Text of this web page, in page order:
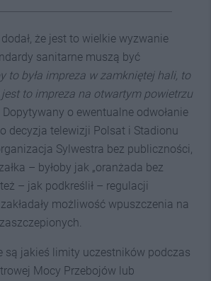
że jest to wielkie wyzwanie
sanitarne muszą być
to była impreza w zamkniętej hali, to
jest to impreza na otwartym powietrzu
Dopytywany o ewentualne odwołanie
decyzja telewizji Polsat i Stadionu
Sylwestra bez publiczności,
– byłoby jak „oranżada bez
– jak podkreślił – regulacji
możliwość wpuszczenia na
są jakieś limity uczestników podczas
Mocy Przebojów lub